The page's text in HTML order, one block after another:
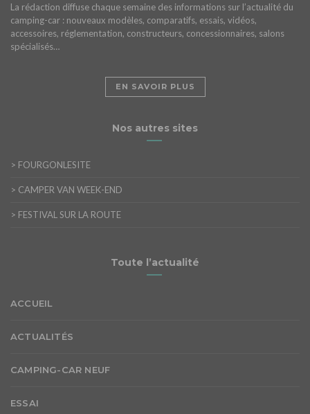
La rédaction diffuse chaque semaine des informations sur l’actualité du
camping-car : nouveaux modèles, comparatifs, essais, vidéos,
accessoires, réglementation, constructeurs, concessionnaires, salons
spécialisés…
EN SAVOIR PLUS
Nos autres sites
> FOURGONLESITE
> CAMPER VAN WEEK-END
> FESTIVAL SUR LA ROUTE
Toute l’actualité
ACCUEIL
ACTUALITÉS
CAMPING-CAR NEUF
ESSAI